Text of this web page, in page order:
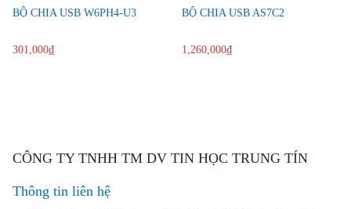
BỘ CHIA USB W6PH4-U3
301,000₫
BỘ CHIA USB AS7C2
1,260,000₫
CÔNG TY TNHH TM DV TIN HỌC TRUNG TÍN
Thông tin liên hệ